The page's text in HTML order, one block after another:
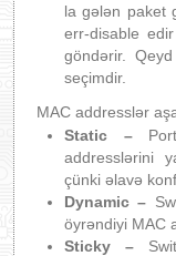
la gələn paket
err-disable
göndərir.
seçimdir.
MAC addresslər
Static –
addresslərini
çünki əlavə
Dynamic –
öyrəndiyi MAC
Sticky –